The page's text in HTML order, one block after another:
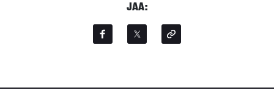
JAA: